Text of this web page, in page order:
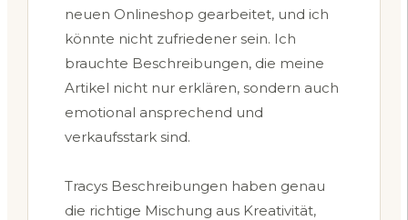
neuen Onlineshop gearbeitet, und ich
könnte nicht zufriedener sein. Ich
brauchte Beschreibungen, die meine
Artikel nicht nur erklären, sondern auch
emotional ansprechend und
verkaufsstark sind.
Tracys Beschreibungen haben genau
die richtige Mischung aus Kreativität,